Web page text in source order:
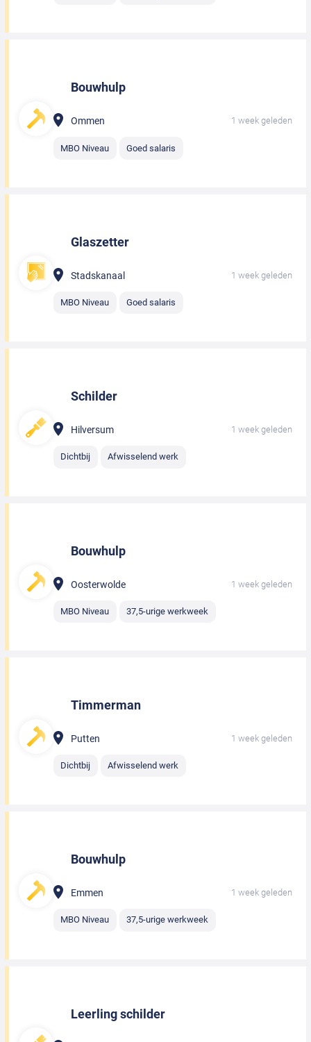
Bouwhulp
Ommen 1 week geleden
MBO Niveau Goed salaris
Glaszetter
Stadskanaal 1 week geleden
MBO Niveau Goed salaris
Schilder
Hilversum 1 week geleden
Dichtbij Afwisselend werk
Bouwhulp
Oosterwolde 1 week geleden
MBO Niveau 37,5-urige werkweek
Timmerman
Putten 1 week geleden
Dichtbij Afwisselend werk
Bouwhulp
Emmen 1 week geleden
MBO Niveau 37,5-urige werkweek
Leerling schilder